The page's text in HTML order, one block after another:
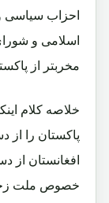
احزاب سیاسی
اسلامی و
مخربتر از
خلاصه کلام
پاکستان را
افغانستان
خصوص ملت